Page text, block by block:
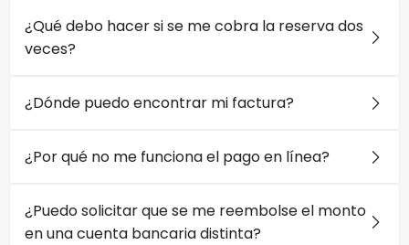
¿Qué debo hacer si se me cobra la reserva dos
veces?
¿Dónde puedo encontrar mi factura?
¿Por qué no me funciona el pago en línea?
¿Puedo solicitar que se me reembolse el monto
en una cuenta bancaria distinta?